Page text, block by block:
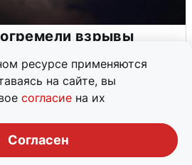
ресурсе применяются
на сайте, вы
согласие на их
Согласен
взрывы